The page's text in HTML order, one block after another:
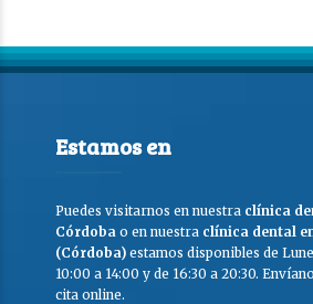
Estamos en
Puedes visitarnos en nuestra clínica
Córdoba o en nuestra clínica dental
(Córdoba) estamos disponibles de
10:00 a 14:00 y de 16:30 a 20:30.
cita online.